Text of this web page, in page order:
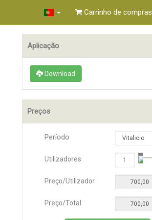
Carrinho de compras
Aplicação
Download
Preços
Período
Utilizadores
Preço/Utilizador
Preço/Total